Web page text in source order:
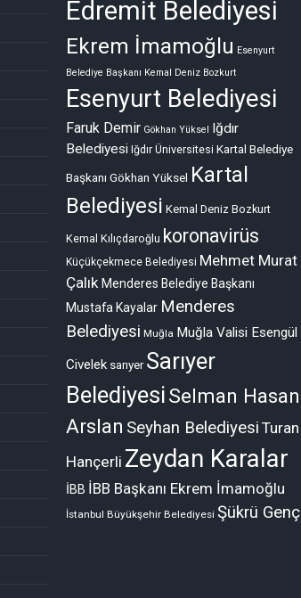
Edremit Belediyesi
Ekrem İmamoğlu Esenyurt
Belediye Başkanı Kemal Deniz Bozkurt
Esenyurt Belediyesi
Faruk Demir Gökhan Yüksel Iğdır
Belediyesi Iğdır Üniversitesi Kartal Belediye
Başkanı Gökhan Yüksel Kartal
Belediyesi Kemal Deniz Bozkurt
Kemal Kılıçdaroğlu koronavirüs
Küçükçekmece Belediyesi Mehmet Murat
Çalık Menderes Belediye Başkanı
Mustafa Kayalar Menderes
Belediyesi Muğla Muğla Valisi Esengül
Civelek sarıyer Sarıyer
BelediyesiSelman Hasan
Arslan Seyhan Belediyesi Turan
Hançerli Zeydan Karalar
İBB İBB Başkanı Ekrem İmamoğlu
İstanbul Büyükşehir Belediyesi Şükrü Genç